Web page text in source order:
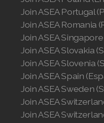
Join ASEA Portugal
Join ASEA Romania
Join ASEA
Join ASEA Slovakia
Join ASEA Slovenia
Join ASEA Spain
Join ASEA Sweden
Join ASEA
Join ASEA